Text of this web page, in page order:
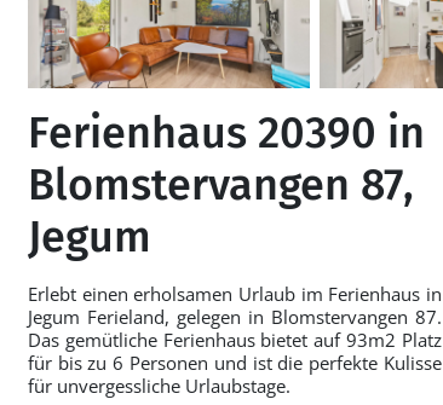
Ferienhaus 20390 in
Blomstervangen 87,
Jegum
Erlebt einen erholsamen Urlaub im Ferienhaus in
Jegum Ferieland, gelegen in Blomstervangen 87.
Das gemütliche Ferienhaus bietet auf 93m2 Platz
für bis zu 6 Personen und ist die perfekte Kulisse
für unvergessliche Urlaubstage.